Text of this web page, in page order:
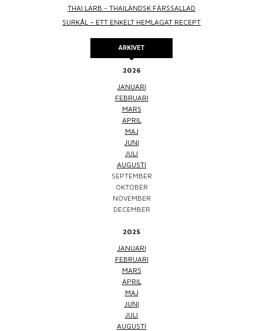
THAI LARB - THAILÄNDSK FÄRSSALLAD
SURKÅL – ETT ENKELT HEMLAGAT RECEPT
ARKIVET
2026
JANUARI
FEBRUARI
MARS
APRIL
MAJ
JUNI
JULI
AUGUSTI
SEPTEMBER
OKTOBER
NOVEMBER
DECEMBER
2025
JANUARI
FEBRUARI
MARS
APRIL
MAJ
JUNI
JULI
AUGUSTI